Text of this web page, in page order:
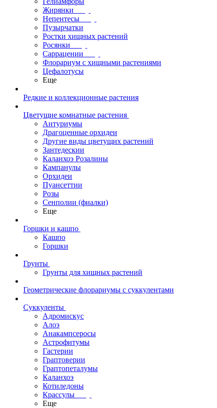
Жирянки
Непентесы
Пузырчатки
Ростки хищных растений
Росянки
Саррацении
Флорариум с хищными растениями
Цефалотусы
Еще
Редкие и коллекционные растения
Цветущие комнатные растения
Антуриумы
Драгоценные орхидеи
Другие виды цветущих растений
Зантедескии
Каланхоэ Розалины
Кампанулы
Орхидеи
Пуансеттии
Розы
Сенполии (фиалки)
Еще
Горшки и кашпо
Кашпо
Горшки
Грунты
Грунты для хищных растений
Геометрические флорариумы с суккулентами
Суккуленты
Адромискус
Алоэ
Анакампсеросы
Астрофитумы
Гастерии
Граптоверии
Граптопеталумы
Каланхоэ
Котиледоны
Крассулы
Еще